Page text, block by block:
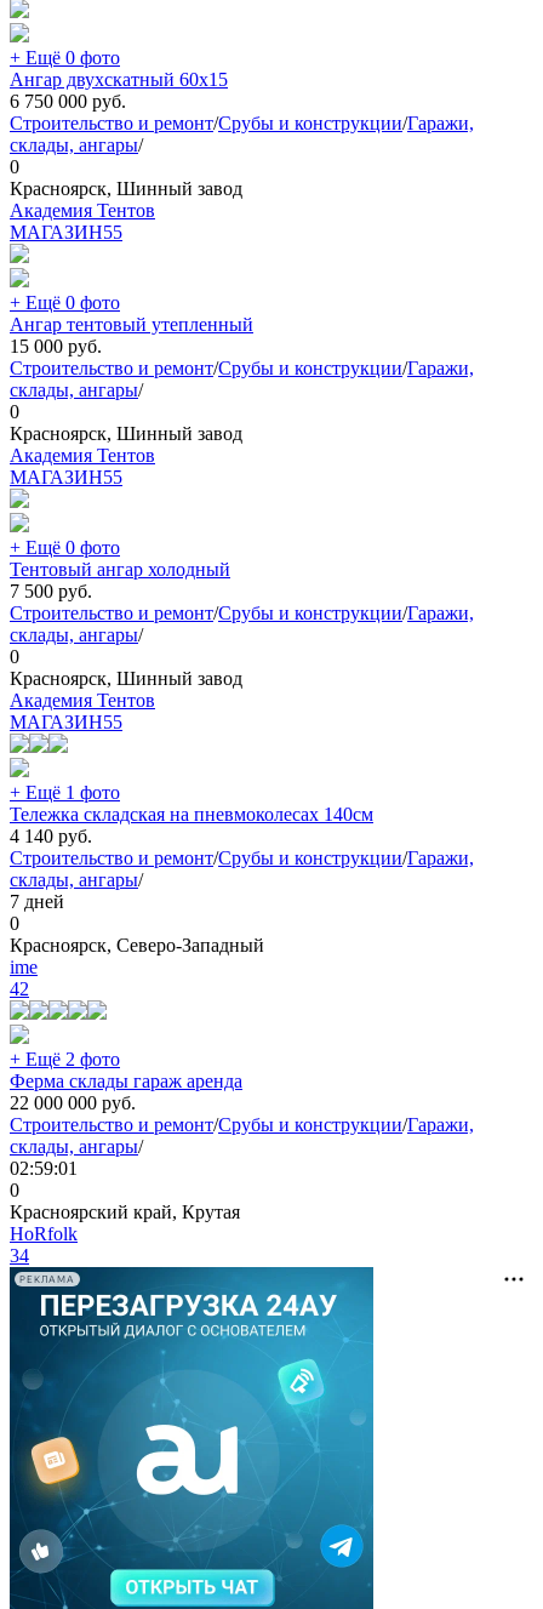
+ Ещё 0 фото
Ангар двухскатный 60х15
6 750 000 руб.
Строительство и ремонт/Срубы и конструкции/Гаражи,
склады, ангары/
0
Красноярск, Шинный завод
Академия Тентов
МАГАЗИН55
+ Ещё 0 фото
Ангар тентовый утепленный
15 000 руб.
Строительство и ремонт/Срубы и конструкции/Гаражи,
склады, ангары/
0
Красноярск, Шинный завод
Академия Тентов
МАГАЗИН55
+ Ещё 0 фото
Тентовый ангар холодный
7 500 руб.
Строительство и ремонт/Срубы и конструкции/Гаражи,
склады, ангары/
0
Красноярск, Шинный завод
Академия Тентов
МАГАЗИН55
+ Ещё 1 фото
Тележка складская на пневмоколесах 140см
4 140 руб.
Строительство и ремонт/Срубы и конструкции/Гаражи,
склады, ангары/
7 дней
0
Красноярск, Северо-Западный
ime
42
+ Ещё 2 фото
Ферма склады гараж аренда
22 000 000 руб.
Строительство и ремонт/Срубы и конструкции/Гаражи,
склады, ангары/
02:59:01
0
Красноярский край, Крутая
HoRfolk
34
РЕКЛАМА